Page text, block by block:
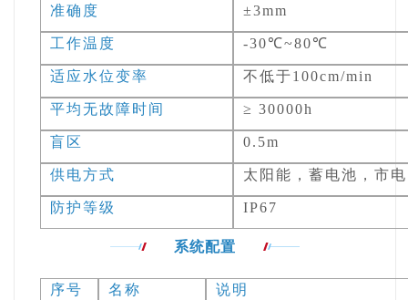
准确度 ±3mm
工作温度 -30℃~80℃
适应水位变率 不低于100cm/min
平均无故障时间 ≥ 30000h
盲区 0.5m
供电方式 太阳能，蓄电池，市电
防护等级 IP67
系统配置
序号 名称 说明